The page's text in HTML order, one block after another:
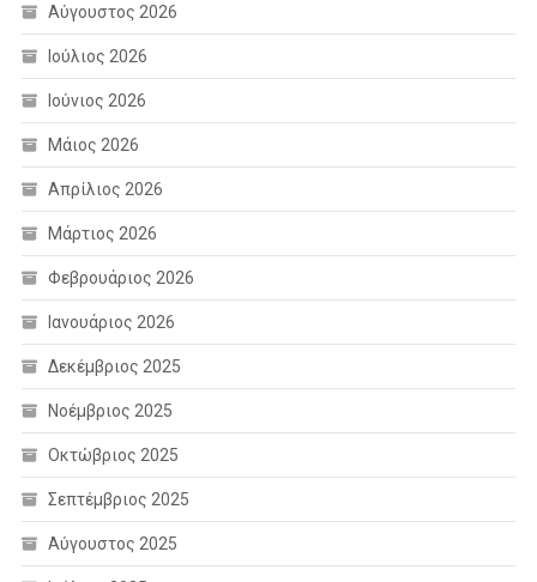
Αύγουστος 2026
Ιούλιος 2026
Ιούνιος 2026
Μάιος 2026
Απρίλιος 2026
Μάρτιος 2026
Φεβρουάριος 2026
Ιανουάριος 2026
Δεκέμβριος 2025
Νοέμβριος 2025
Οκτώβριος 2025
Σεπτέμβριος 2025
Αύγουστος 2025